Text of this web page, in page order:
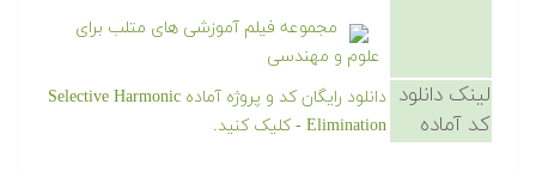
مجموعه فیلم آموزشی های متلب برای
علوم و مهندسی
لینک دانلود
کد آماده
دانلود رایگان کد و پروژه آماده Selective Harmonic
Elimination - کلیک کنید.